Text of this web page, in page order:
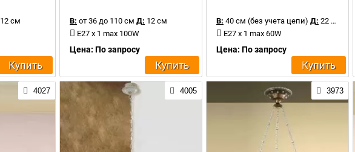
12 см
Купить
В: от 36 до 110 см Д: 12 см
E27 x 1 max 100W
Цена: По запросу
Купить
В: 40 см (без учета цепи) Д: 22 см
E27 x 1 max 60W
Цена: По запросу
Купить
4027 4005 3973